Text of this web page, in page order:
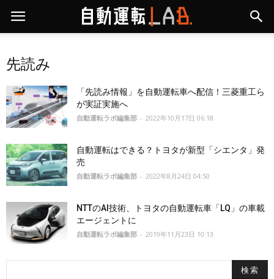
先読み
「先読み情報」を自動運転車へ配信！三菱重工ら
が実証実施へ
自動運転ラボ編集部 - 2022年10月17日 06:18
自動運転はできる？トヨタが新型「シエンタ」発
売
自動運転ラボ編集部 - 2022年8月24日 04:50
NTTのAI技術、トヨタの自動運転車「LQ」の車載
エージェントに
自動運転ラボ編集部 - 2019年11月23日 10:13